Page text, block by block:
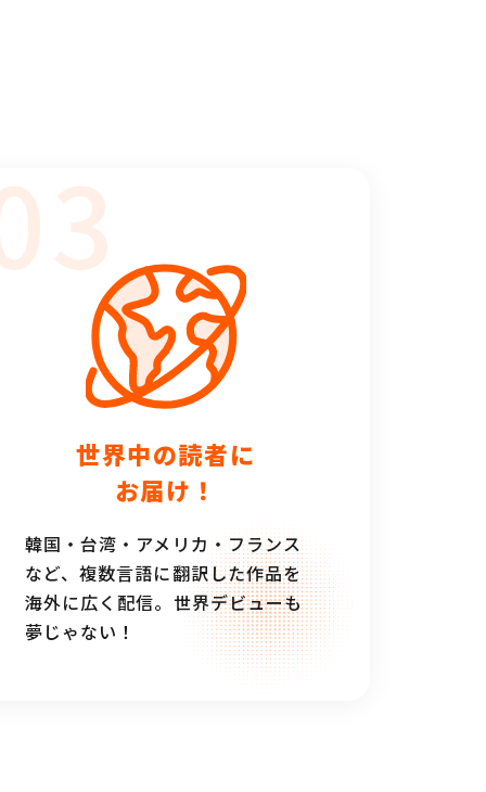
世界中の読者に
お届け！
韓国・台湾・アメリカ・フランス
など、複数言語に翻訳した作品を
海外に広く配信。世界デビューも
夢じゃない！